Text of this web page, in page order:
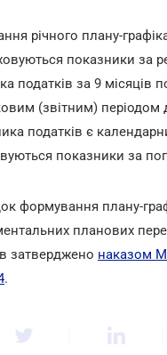
річного плану-
показники за
податків за 9 місяців
(звітним) періодом
податків є
показники за
формування плану-
планових
затверджено наказом
.